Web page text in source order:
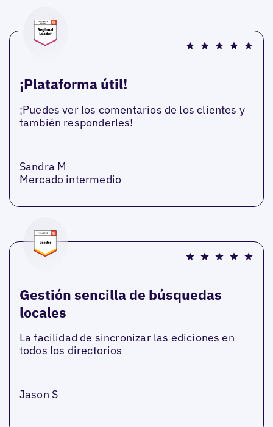
¡Plataforma útil!
¡Puedes ver los comentarios de los clientes y
también responderles!
Sandra M
Mercado intermedio
Gestión sencilla de búsquedas
locales
La facilidad de sincronizar las ediciones en
todos los directorios
Jason S